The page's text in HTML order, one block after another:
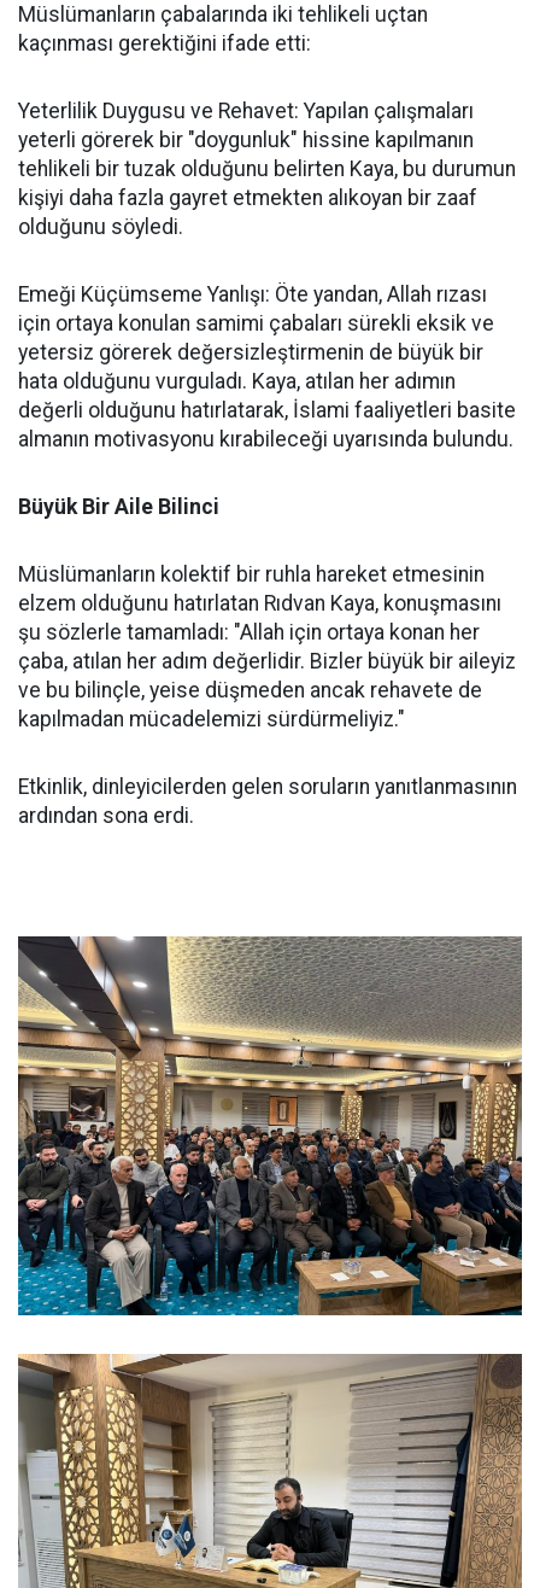
Müslümanların çabalarında iki tehlikeli uçtan
kaçınması gerektiğini ifade etti:
Yeterlilik Duygusu ve Rehavet: Yapılan çalışmaları
yeterli görerek bir "doygunluk" hissine kapılmanın
tehlikeli bir tuzak olduğunu belirten Kaya, bu durumun
kişiyi daha fazla gayret etmekten alıkoyan bir zaaf
olduğunu söyledi.
Emeği Küçümseme Yanlışı: Öte yandan, Allah rızası
için ortaya konulan samimi çabaları sürekli eksik ve
yetersiz görerek değersizleştirmenin de büyük bir
hata olduğunu vurguladı. Kaya, atılan her adımın
değerli olduğunu hatırlatarak, İslami faaliyetleri basite
almanın motivasyonu kırabileceği uyarısında bulundu.
Büyük Bir Aile Bilinci
Müslümanların kolektif bir ruhla hareket etmesinin
elzem olduğunu hatırlatan Rıdvan Kaya, konuşmasını
şu sözlerle tamamladı: "Allah için ortaya konan her
çaba, atılan her adım değerlidir. Bizler büyük bir aileyiz
ve bu bilinçle, yeise düşmeden ancak rehavete de
kapılmadan mücadelemizi sürdürmeliyiz."
Etkinlik, dinleyicilerden gelen soruların yanıtlanmasının
ardından sona erdi.